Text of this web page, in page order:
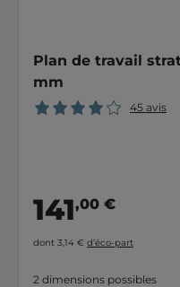
Plan de travail
mm
45 avis
141,00 €
dont 3,14 € d’éco-part
2 dimensions possibles